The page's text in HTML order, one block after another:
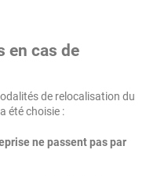
en cas de
de relocalisation du
été choisie :
ne passent pas par